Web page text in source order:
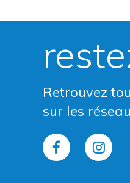
Retrouvez
sur les
Lien
Lien